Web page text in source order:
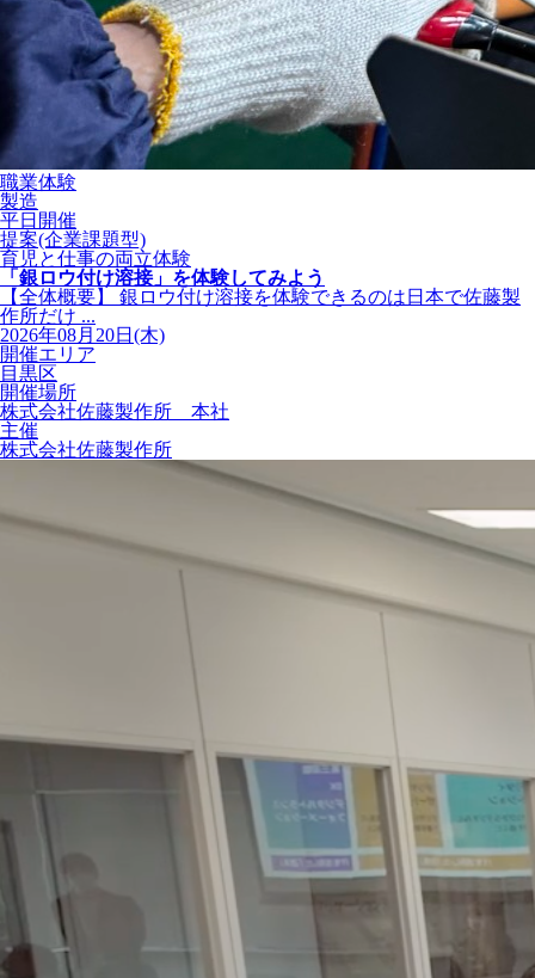
職業体験
製造
平日開催
提案(企業課題型)
育児と仕事の両立体験
「銀ロウ付け溶接」を体験してみよう
【全体概要】 銀ロウ付け溶接を体験できるのは日本で佐藤製
作所だけ ...
2026年08月20日(木)
開催エリア
目黒区
開催場所
株式会社佐藤製作所 本社
主催
株式会社佐藤製作所